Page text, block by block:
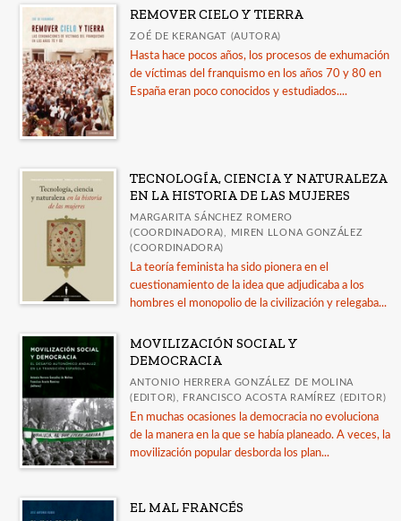
REMOVER CIELO Y TIERRA
ZOÉ DE KERANGAT (AUTORA)
Hasta hace pocos años, los procesos de exhumación
de víctimas del franquismo en los años 70 y 80 en
España eran poco conocidos y estudiados....
TECNOLOGÍA, CIENCIA Y NATURALEZA
EN LA HISTORIA DE LAS MUJERES
MARGARITA SÁNCHEZ ROMERO
(COORDINADORA), MIREN LLONA GONZÁLEZ
(COORDINADORA)
La teoría feminista ha sido pionera en el
cuestionamiento de la idea que adjudicaba a los
hombres el monopolio de la civilización y relegaba...
MOVILIZACIÓN SOCIAL Y
DEMOCRACIA
ANTONIO HERRERA GONZÁLEZ DE MOLINA
(EDITOR), FRANCISCO ACOSTA RAMÍREZ (EDITOR)
En muchas ocasiones la democracia no evoluciona
de la manera en la que se había planeado. A veces, la
movilización popular desborda los plan...
EL MAL FRANCÉS